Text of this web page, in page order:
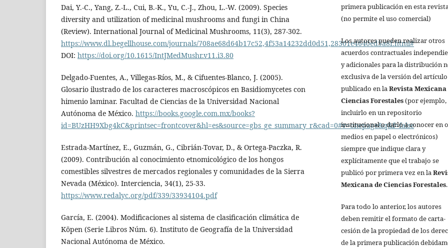
Dai, Y.-C., Yang, Z.-L., Cui, B.-K., Yu, C.-J., Zhou, L.-W. (2009). Species
diversity and utilization of medicinal mushrooms and fungi in China
(Review). International Journal of Medicinal Mushrooms, 11(3), 287-302.
https://www.dl.begellhouse.com/journals/708ae68d64b17c52,4f53a14232dd0d51,28301e4640ed5a8f.html#
DOI: https://doi.org/10.1615/IntJMedMushr.v11.i3.80
Delgado-Fuentes, A., Villegas-Ríos, M., & Cifuentes-Blanco, J. (2005).
Glosario ilustrado de los caracteres macroscópicos en Basidiomycetes con
himenio laminar. Facultad de Ciencias de la Universidad Nacional
Autónoma de México. https://books.google.com.mx/books?
id=BUzHH9Xbg4kC&printsec=frontcover&hl=es&source=gbs_ge_summary_r&cad=0#v=onepage&q&f=false
Estrada-Martínez, E., Guzmán, G., Cibrián-Tovar, D., & Ortega-Paczka, R.
(2009). Contribución al conocimiento etnomicológico de los hongos
comestibles silvestres de mercados regionales y comunidades de la Sierra
Nevada (México). Interciencia, 34(1), 25-33.
https://www.redalyc.org/pdf/339/33934104.pdf
García, E. (2004). Modificaciones al sistema de clasificación climática de
Köpen (Serie Libros Núm. 6). Instituto de Geografía de la Universidad
Nacional Autónoma de México.
primera publicación en esta
(no permite el uso comercial)
Los autores pueden realizar otros
acuerdos contractuales
y adicionales para la distribución
exclusiva de la versión del artículo
publicado en laRevista Mexicana
Ciencias Forestales(por ejemplo,
incluirlo en un repositorio
institucional o darlo a conocer en
medios en papel o electrónicos)
siempre que indique clara y
explícitamente que el trabajo se
publicó por primera vez en la
Mexicana de Ciencias Forestales.
Para todo lo anterior, los autores
deben remitir el formato de carta-
cesión de la propiedad de los
de la primera publicación